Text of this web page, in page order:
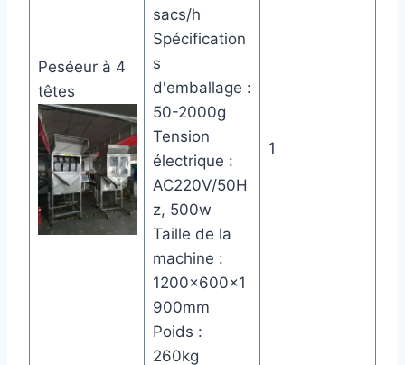
Peséeur à 4
têtes
sacs/h
Spécification
s
d'emballage :
50-2000g
Tension
électrique :
AC220V/50H
z, 500w
Taille de la
machine :
1200×600×1
900mm
Poids :
260kg
1